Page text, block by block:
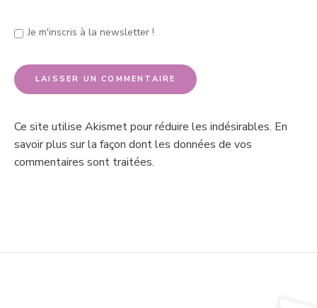
Je m'inscris à la newsletter !
Ce site utilise Akismet pour réduire les indésirables. En
savoir plus sur la façon dont les données de vos
commentaires sont traitées.